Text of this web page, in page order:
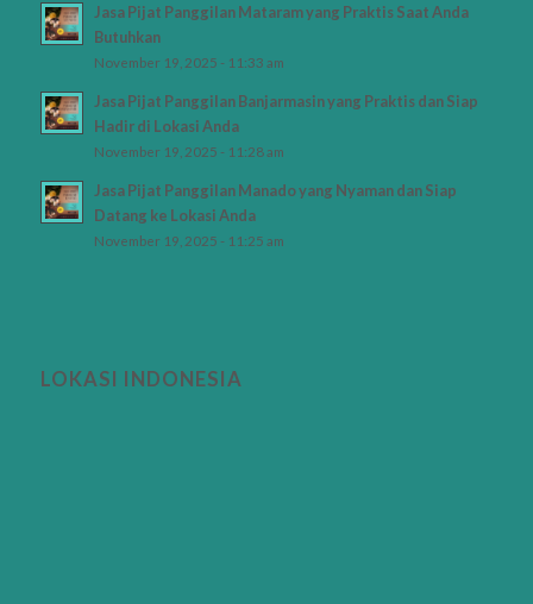
Jasa Pijat Panggilan Mataram yang Praktis Saat Anda
Butuhkan
November 19, 2025 - 11:33 am
Jasa Pijat Panggilan Banjarmasin yang Praktis dan Siap
Hadir di Lokasi Anda
November 19, 2025 - 11:28 am
Jasa Pijat Panggilan Manado yang Nyaman dan Siap
Datang ke Lokasi Anda
November 19, 2025 - 11:25 am
LOKASI INDONESIA